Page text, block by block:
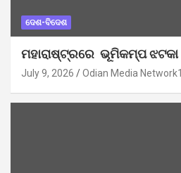
ଦେଶ-ବିଦେଶ
ମହାରାଷ୍ଟ୍ରରେ ଭୂମିକମ୍ପ ଝଟକା
July 9, 2026 Odian Media Network1